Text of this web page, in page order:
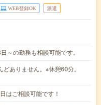
WEB登録OK 派遣
の勤務も相談可能です。
ありません。※休憩60分。
はご相談可能です！